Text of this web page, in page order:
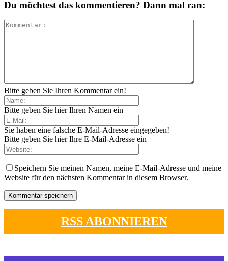
Du möchtest das kommentieren? Dann mal ran:
Bitte geben Sie Ihren Kommentar ein!
Bitte geben Sie hier Ihren Namen ein
Sie haben eine falsche E-Mail-Adresse eingegeben!
Bitte geben Sie hier Ihre E-Mail-Adresse ein
Speichern Sie meinen Namen, meine E-Mail-Adresse und meine
Website für den nächsten Kommentar in diesem Browser.
RSS ABONNIEREN